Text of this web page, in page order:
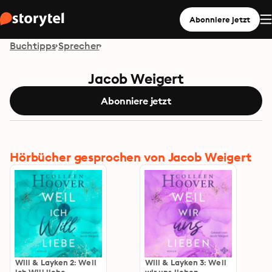
Abonniere jetzt
Buchtipps Sprecher
Jacob Weigert
Abonniere jetzt
Hörbücher gesprochen von Jacob Weigert
Will & Layken 2: Weil
Will & Layken 3: Weil